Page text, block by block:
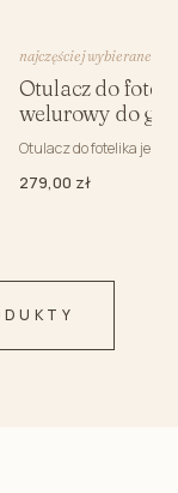
najczęściej wybierane
Otulacz do
welurowy do
Otulacz do fotelika
279,00 zł